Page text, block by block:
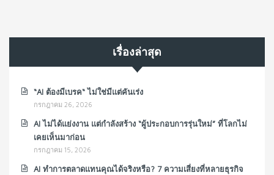
เรื่องล่าสุด
“AI ต้องมีเบรค“ ไม่ใช่มีแต่คันเร่ง
กรกฎาคม 26, 2026
AI ไม่ได้แย่งงาน แต่กำลังสร้าง “ผู้ประกอบการรุ่นใหม่” ที่โลกไม่
เคยเห็นมาก่อน
กรกฎาคม 15, 2026
AI ทำการตลาดแทนคุณได้จริงหรือ? 7 ความเสี่ยงที่หลายธุรกิจ